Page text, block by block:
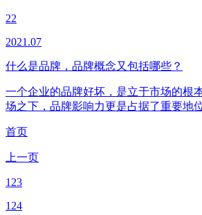
22
2021.07
什么是品牌，品牌概念又包括哪些？
一个企业的品牌好坏，是立于市场的根
场之下，品牌影响力更是占据了重要地位
首页
上一页
123
124